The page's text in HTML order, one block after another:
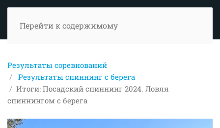
Перейти к содержимому
Результаты соревнований
Результаты спиннинг с берега
Итоги: Посадский спиннинг 2024. Ловля
спиннингом с берега